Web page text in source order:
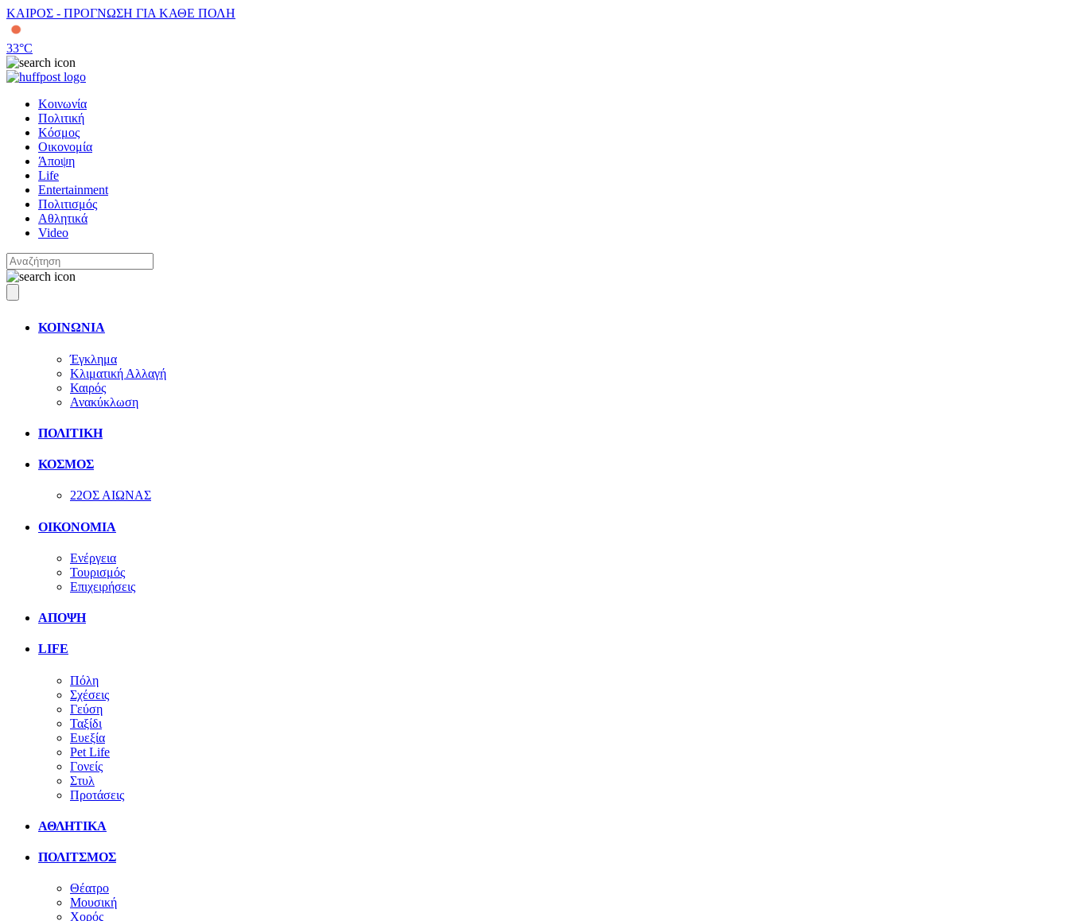
ΚΑΙΡΟΣ - ΠΡΟΓΝΩΣΗ ΓΙΑ ΚΑΘΕ ΠΟΛΗ
33°C
Κοινωνία
Πολιτική
Κόσμος
Οικονομία
Άποψη
Life
Entertainment
Πολιτισμός
Αθλητικά
Video
ΚΟΙΝΩΝΙΑ
Έγκλημα
Κλιματική Αλλαγή
Καιρός
Ανακύκλωση
ΠΟΛΙΤΙΚΗ
ΚΟΣΜΟΣ
22ΟΣ ΑΙΩΝΑΣ
ΟΙΚΟΝΟΜΙΑ
Ενέργεια
Τουρισμός
Επιχειρήσεις
ΑΠΟΨΗ
LIFE
Πόλη
Σχέσεις
Γεύση
Ταξίδι
Ευεξία
Pet Life
Γονείς
Στυλ
Προτάσεις
ΑΘΛΗΤΙΚΑ
ΠΟΛΙΤΣΜΟΣ
Θέατρο
Μουσική
Χορός